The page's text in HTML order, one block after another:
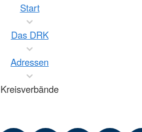
Start
Das DRK
Adressen
Kreisverbände